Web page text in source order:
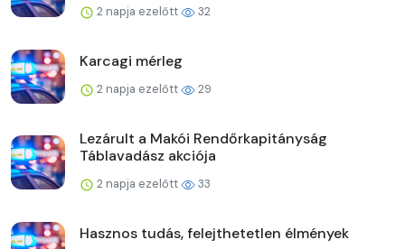
2 napja ezelőtt 32
Karcagi mérleg
2 napja ezelőtt 29
Lezárult a Makói Rendőrkapitányság
Táblavadász akciója
2 napja ezelőtt 33
Hasznos tudás, felejthetetlen élmények